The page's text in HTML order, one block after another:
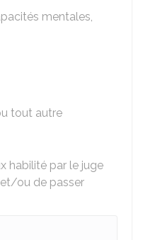
mentales,
tout autre
habilité par le juge
ou de passer